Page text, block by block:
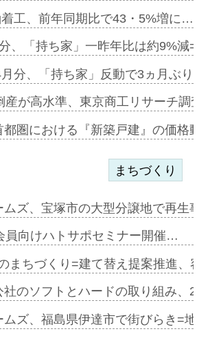
工、前年同期比で43・5%増に…
、「持ち家」一昨年比は約9%
分、「持ち家」反動で3ヵ月ぶ
産が高水準、東京商工リサーチ
都圏における『新築戸建』の価
まちづくり
ムズ、宝塚市の大型分譲地で再
員向けハトサポセミナー開催…
まちづくり=建て替え提案推進
社のソフトとハードの取り組み
ムズ、福島県伊達市で街びらき=